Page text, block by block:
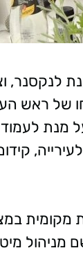
לנקסנר,
של ראש
מנת
מקומית
מניהול